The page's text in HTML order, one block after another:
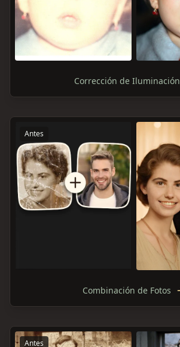
Corrección de Iluminación
Antes
Combinación de Fotos
Antes